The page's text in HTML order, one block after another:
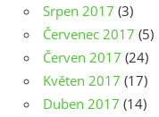
Srpen 2017 (3)
Červenec 2017 (5)
Červen 2017 (24)
Květen 2017 (17)
Duben 2017 (14)